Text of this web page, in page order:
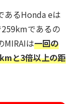
あるHonda eは
であるの
MIRAIは一回の
と3倍以上の距